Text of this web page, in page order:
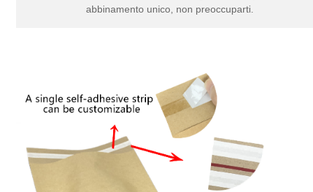
abbinamento unico, non preoccuparti.